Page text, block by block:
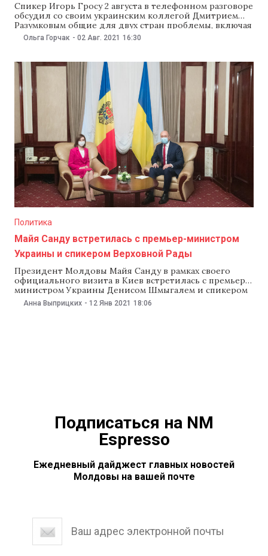
Спикер Игорь Гросу 2 августа в телефонном разговоре
обсудил со своим украинским коллегой Дмитрием
Разумковым общие для двух стран проблемы, включая
не урегулированные региональные конфликты.
Накануне Гросу также побеседовал по телефону с
Румынии Людовиком Орбаном. Об этом Гросу
сообщил на своей странице в Facebook. Спикеры
Молдовы
Ольга Горчак - 02 Авг. 2021 16:30
Политика
Майя Санду встретилась с премьер-министром
Украины и спикером Верховной Рады
Президент Молдовы Майя Санду в рамках своего
официального визита в Киев встретилась с премьер-
министром Украины Денисом Шмыгалем и спикером
Верховной Рады Дмитрием Разумковым. В ходе беседы
они обсудили сотрудничество по вопросам
Анна Выприцких - 12 Янв 2021 18:06
Подписаться на NM
Espresso
Ежедневный дайджест главных новостей
Молдовы на вашей почте